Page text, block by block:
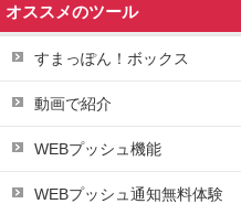
オススメのツール
すまっぽん！ボックス
動画で紹介
WEBプッシュ機能
WEBプッシュ通知無料体験